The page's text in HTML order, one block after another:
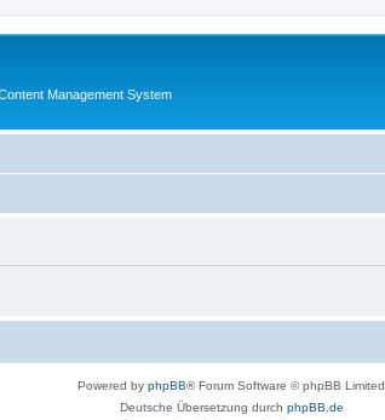
Management System
Powered by phpBB® Forum Software © phpBB Limited
Deutsche Übersetzung durch phpBB.de